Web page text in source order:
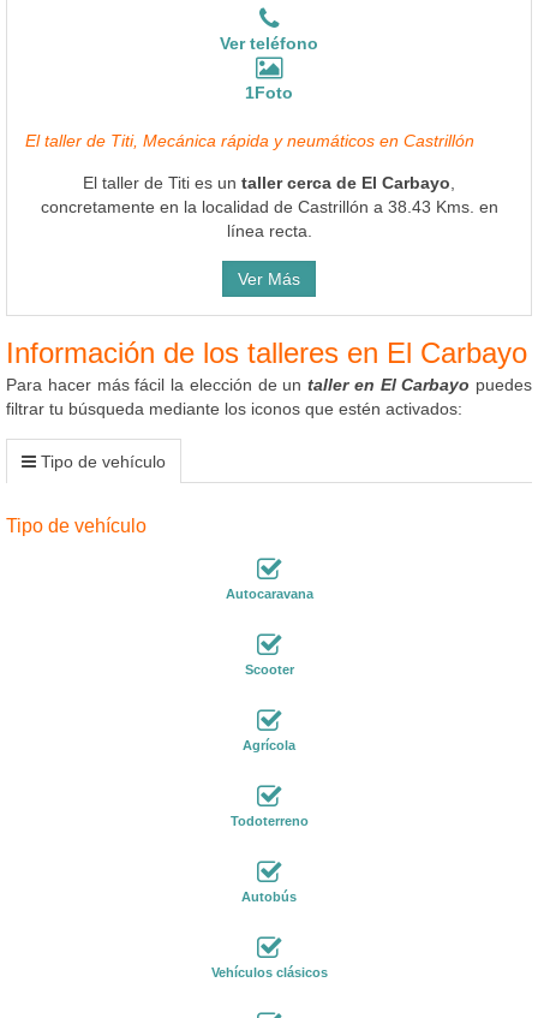
Ver teléfono
1Foto
El taller de Titi, Mecánica rápida y neumáticos en Castrillón
El taller de Titi es un taller cerca de El Carbayo
concretamente en la localidad de Castrillón a 38.43 Kms. en
línea recta.
Ver Más
Información de los talleres en El Carbayo
Para hacer más fácil la elección de un taller en El Carbayo puedes
filtrar tu búsqueda mediante los iconos que estén activados:
Tipo de vehículo
Tipo de vehículo
Autocaravana
Scooter
Agrícola
Todoterreno
Autobús
Vehículos clásicos